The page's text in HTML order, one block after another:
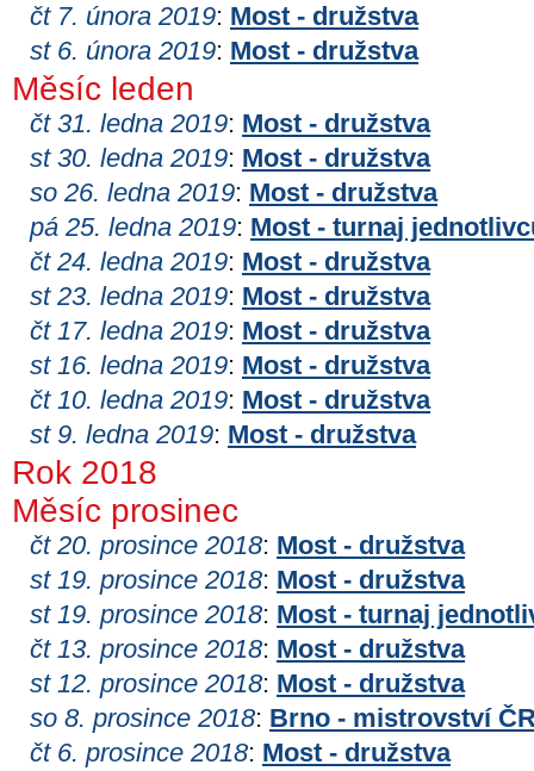
čt 7. února 2019: Most - družstva
st 6. února 2019: Most - družstva
Měsíc leden
čt 31. ledna 2019: Most - družstva
st 30. ledna 2019: Most - družstva
so 26. ledna 2019: Most - družstva
pá 25. ledna 2019: Most - turnaj
čt 24. ledna 2019: Most - družstva
st 23. ledna 2019: Most - družstva
čt 17. ledna 2019: Most - družstva
st 16. ledna 2019: Most - družstva
čt 10. ledna 2019: Most - družstva
st 9. ledna 2019: Most - družstva
Rok 2018
Měsíc prosinec
čt 20. prosince 2018: Most - družstva
st 19. prosince 2018: Most - družstva
st 19. prosince 2018: Most - turnaj
čt 13. prosince 2018: Most - družstva
st 12. prosince 2018: Most - družstva
so 8. prosince 2018: Brno - mistrovství
čt 6. prosince 2018: Most - družstva